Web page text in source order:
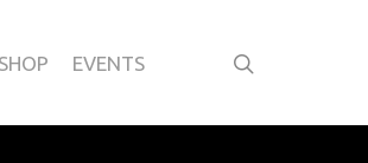
SHOP EVENTS